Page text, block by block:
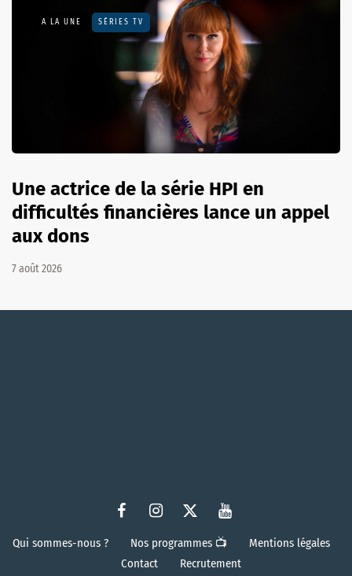
A LA UNE SÉRIES TV
Une actrice de la série HPI en
difficultés financières lance un appel
aux dons
7 août 2026
Qui sommes-nous ? Nos programmes 📺
Mentions légales
Contact
Recrutement